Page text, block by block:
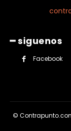
━ siguenos
Facebook
©